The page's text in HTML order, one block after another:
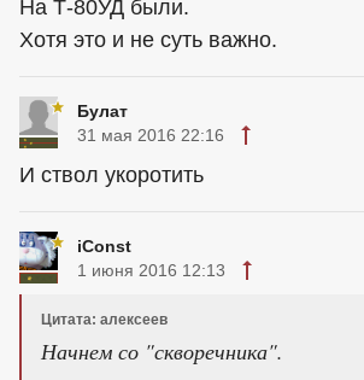
На Т-80УД были.
Хотя это и не суть важно.
Булат
31 мая 2016 22:16
И ствол укоротить
iConst
1 июня 2016 12:13
Цитата: алексеев
Начнем со "скворечника".